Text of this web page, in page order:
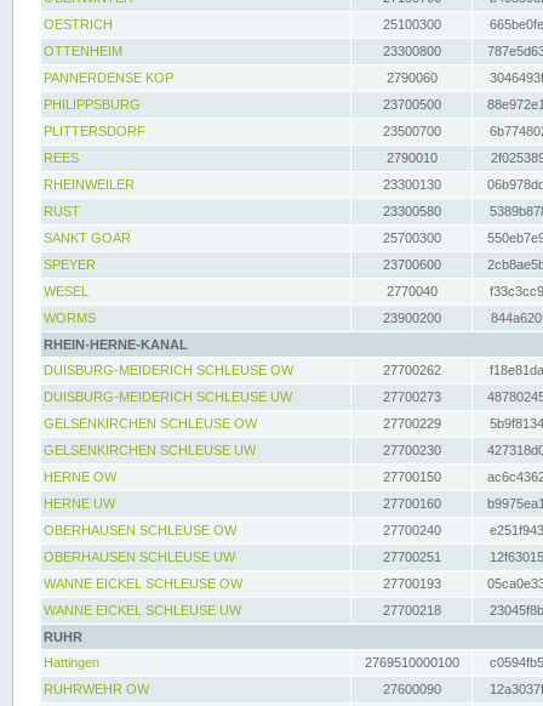
OESTRICH
25100300
OTTENHEIM
23300800
PANNERDENSE KOP
2790060
PHILIPPSBURG
23700500
PLITTERSDORF
23500700
REES
2790010
RHEINWEILER
23300130
RUST
23300580
SANKT GOAR
25700300
SPEYER
23700600
WESEL
2770040
WORMS
23900200
RHEIN-HERNE-KANAL
DUISBURG-MEIDERICH SCHLEUSE OW
27700262
DUISBURG-MEIDERICH SCHLEUSE UW
27700273
GELSENKIRCHEN SCHLEUSE OW
27700229
GELSENKIRCHEN SCHLEUSE UW
27700230
HERNE OW
27700150
HERNE UW
27700160
OBERHAUSEN SCHLEUSE OW
27700240
OBERHAUSEN SCHLEUSE UW
27700251
WANNE EICKEL SCHLEUSE OW
27700193
WANNE EICKEL SCHLEUSE UW
27700218
RUHR
Hattingen
2769510000100
RUHRWEHR OW
27600090